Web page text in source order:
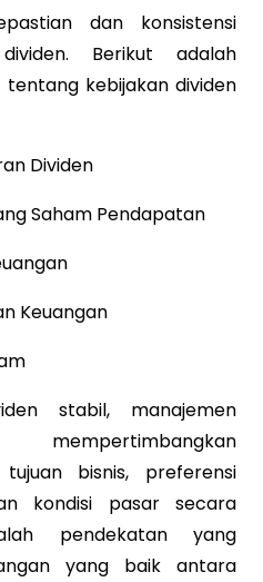
dan konsistensi
Berikut adalah
kebijakan dividen
Dividen
Saham Pendapatan
Keuangan
stabil, manajemen
bisnis, preferensi
kondisi pasar secara
pendekatan yang
yang baik antara